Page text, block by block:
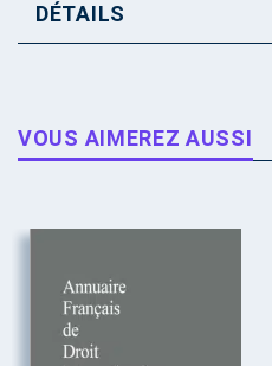
DÉTAILS
VOUS AIMEREZ AUSSI